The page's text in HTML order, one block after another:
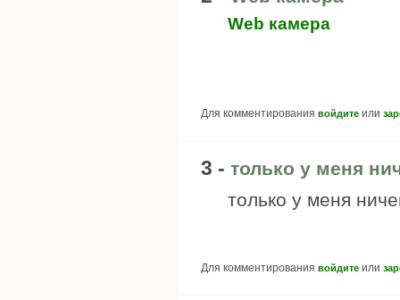
Web камера
Для комментирования войдите или
3 - только у меня
только у меня
Для комментирования войдите или